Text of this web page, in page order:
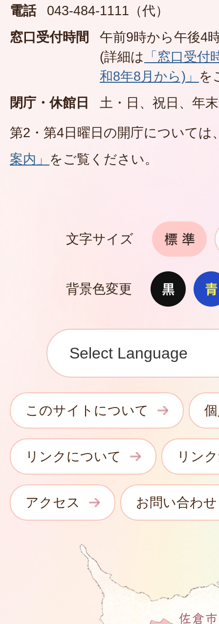
電話
043-484-1111（代）
窓口受付時間
午前9時から午後4
(詳細は 「窓口受
和8年8月から)」 を
閉庁・休館日
土・日、祝日、年
第2・第4日曜日の開庁については
案内」 をご覧ください。
文字サイズ
背景色変更
このサイトについて
リンクについて リン
アクセス お問い合わせ